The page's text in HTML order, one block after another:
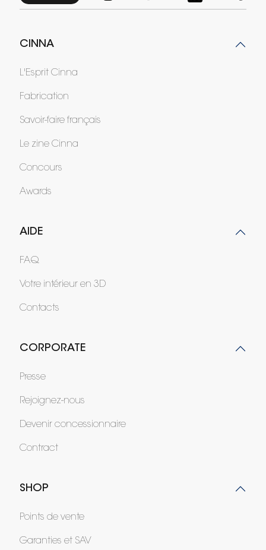
CINNA
L'Esprit Cinna
Fabrication
Savoir-faire français
Le zine Cinna
Concours
Awards
AIDE
FAQ
Votre intérieur en 3D
Contacts
CORPORATE
Presse
Rejoignez-nous
Devenir concessionnaire
Contract
SHOP
Points de vente
Garanties et SAV